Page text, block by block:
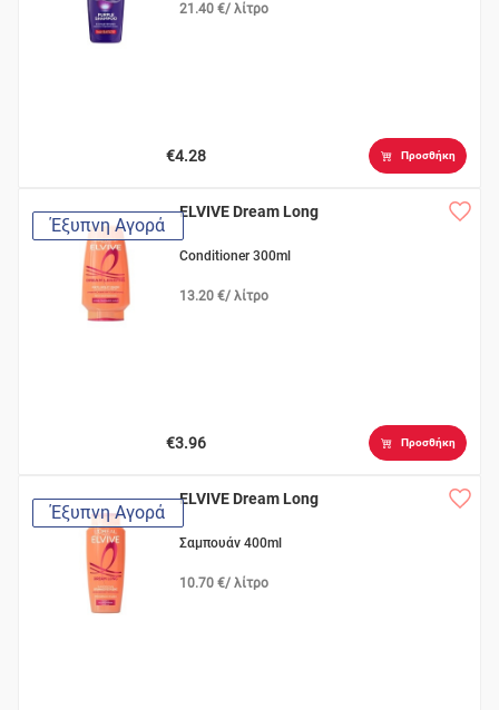
21.40 €/ λίτρο
€4.28 Προσθήκη
Έξυπνη Αγορά
ELVIVE Dream Long
Conditioner 300ml
13.20 €/ λίτρο
€3.96 Προσθήκη
Έξυπνη Αγορά
ELVIVE Dream Long
Σαμπουάν 400ml
10.70 €/ λίτρο